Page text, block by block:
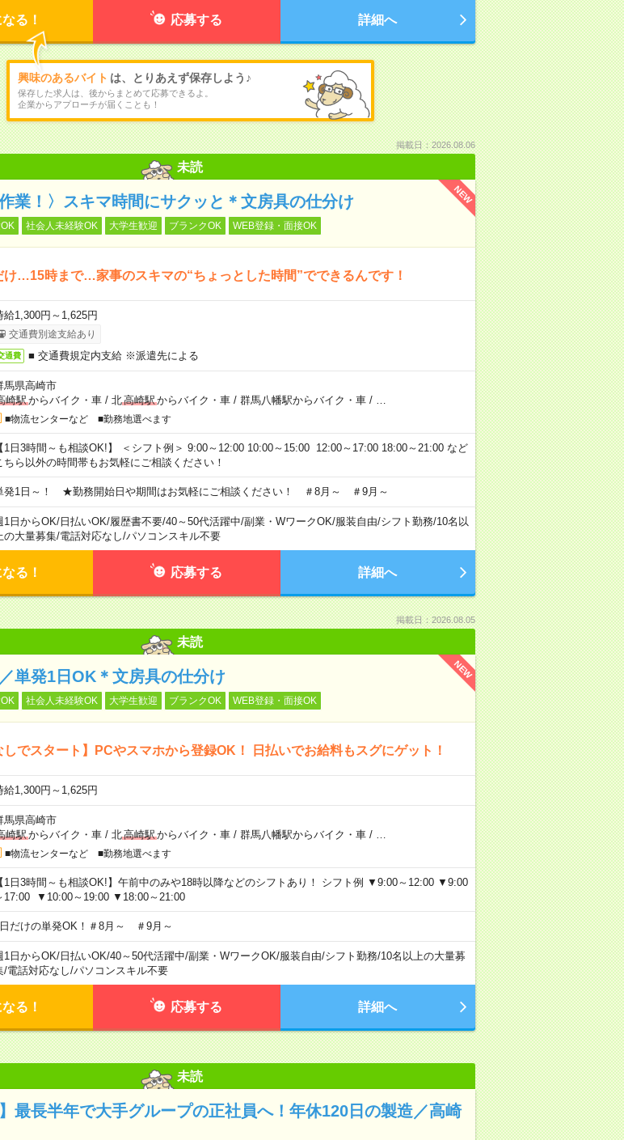
る！ 応募する 詳細へ
興味のあるバイト は、とりあえず保存しよう♪
保存した求人は、後からまとめて応募できるよ。
企業からアプローチが届くことも！
掲載日：2026.08.06
未読
NEW
作業！〉スキマ時間にサクッと＊文房具の仕分け
社会人未経験OK 大学生歓迎 ブランクOK WEB登録・面接OK
け…15時まで…家事のスキマの“ちょっとした時間”でできるんです！
給1,300円～1,625円
交通費別途支給あり
通費 ■ 交通費規定内支給 ※派遣先による
馬県高崎市
崎駅からバイク・車/ 北高崎駅からバイク・車/ 群馬八幡駅からバイク・車/
■物流センターなど ■勤務地選べます
【1日3時間～も相談OK!】 ＜シフト例＞ 9:00～12:00 10:00～15:00 12:00～17:00 18:00～21:00 など
ちら以外の時間帯もお気軽にご相談ください！
発1日～！ ★勤務開始日や期間はお気軽にご相談ください！ ＃8月～ ＃9月～
1日からOK/日払いOK/履歴書不要/40～50代活躍中/副業・WワークOK/服装自由/シフト勤務/10名以
の大量募集/電話対応なし/パソコンスキル不要
る！ 応募する 詳細へ
掲載日：2026.08.05
未読
NEW
単発1日OK＊文房具の仕分け
社会人未経験OK 大学生歓迎 ブランクOK WEB登録・面接OK
しでスタート】PCやスマホから登録OK！ 日払いでお給料もスグにゲット！
給1,300円～1,625円
馬県高崎市
崎駅からバイク・車/ 北高崎駅からバイク・車/ 群馬八幡駅からバイク・車/
■物流センターなど ■勤務地選べます
【1日3時間～も相談OK!】午前中のみや18時以降などのシフトあり！ シフト例 ▼9:00～12:00 ▼9:00
17:00 ▼10:00～19:00 ▼18:00～21:00
だけの単発OK！＃8月～ ＃9月～
1日からOK/日払いOK/40～50代活躍中/副業・WワークOK/服装自由/シフト勤務/10名以上の大量募
/電話対応なし/パソコンスキル不要
る！ 応募する 詳細へ
未読
】最長半年で大手グループの正社員へ！年休120日の製造／高崎